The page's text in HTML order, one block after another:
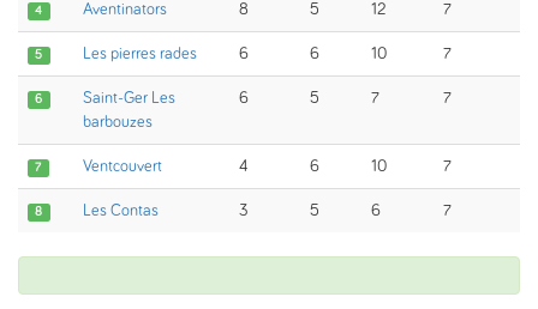
4 Aventinators 8 5 12 7
5 Les pierres rades 6 6 10 7
6
Saint-Ger Les
barbouzes
6 5 7 7
7 Ventcouvert 4 6 10 7
8 Les Contas 3 5 6 7